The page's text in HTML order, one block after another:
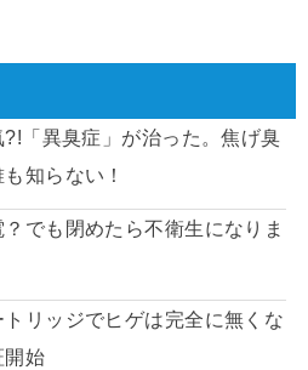
「異臭症」が治った。焦げ臭
知らない！
でも閉めたら不衛生になりま
リッジでヒゲは完全に無くな
開始